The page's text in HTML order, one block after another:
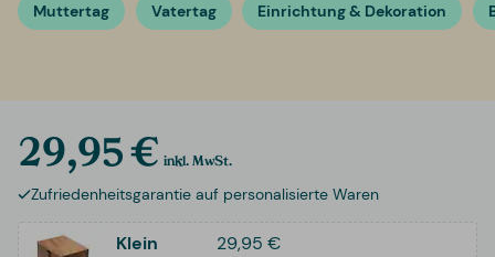
Muttertag Vatertag Einrichtung & Dekoration
29,95 € inkl. MwSt.
Zufriedenheitsgarantie auf personalisierte Waren
Klein 29,95 €